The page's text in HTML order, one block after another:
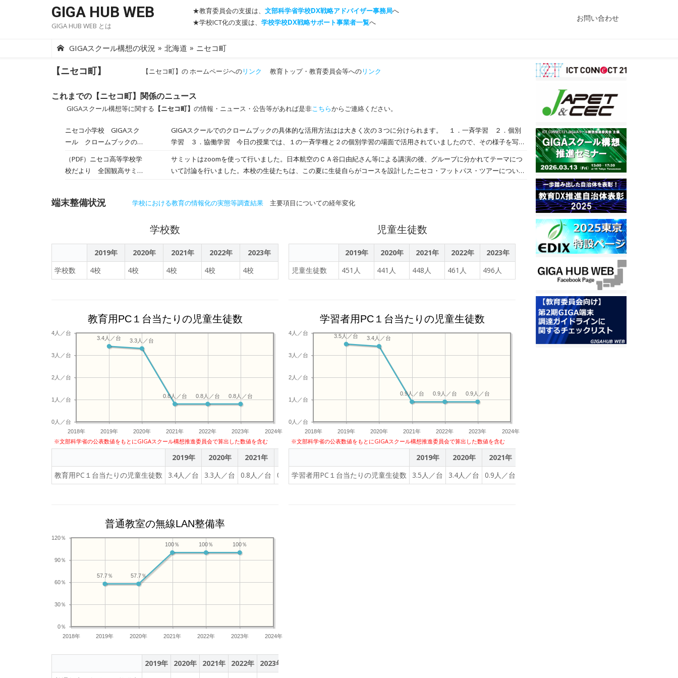
GIGA HUB WEB
GIGA HUB WEB とは
★教育委員会の支援は、 文部科学省学校DX戦略アドバイザー事務局へ
★学校ICT化の支援は、 学校学校DX戦略サポート事業者一覧へ お問い合わせ
GIGAスクール構想の状況 » 北海道 » ニセコ町
【ニセコ町】 【ニセコ町】の ホームページへのリンク 教育トップ・教育委員会等へのリンク
これまでの【ニセコ町】関係のニュース
GIGAスクール構想等に関する 【ニセコ町】 の情報・ニュース・公告等があれば是非こちらからご連絡ください。
ニセコ小学校 GIGAスク
ール クロームブックの具
GIGAスクールでのクロームブックの具体的な活用方法はは大きく次の３つに分けられます。 １．一斉学習 ２．個別
学習 ３．協働学習 今日の授業では、１の一斉学種と２の個別学習の場面で活用されていましたので、その様子を写真
（PDF）ニセコ高等学校学
校だより 全国観高サミッ
サミットはzoomを使って行いました。日本航空のＣＡ谷口由紀さん等による講演の後、グループに分かれてテーマにつ
いて討論を行いました。本校の生徒たちは、この夏に生徒自らがコースを設計したニセコ・フットパス・ツアーについて
端末整備状況 学校における教育の情報化の実態等調査結果 主要項目についての経年変化
学校数
2019年 2020年 2021年 2022年
2023年
学校数
4校 4校 4校 4校 4校
児童生徒数
2019年 2020年 2021年 2022年
2023年
児童生徒数
451人 441人 448人 461人 496人
教育用PC１台当たりの児童生徒数
2018年 2019年 2020年 2021年 2022年 2023年 2024年
0人／台
1人／台
2人／台
3人／台
4人／台
0.8人／台
0.8人／台
0.8人／台
3.3人／台
3.4人／台
※文部科学省の公表数値をもとにGIGAスクール構想推進委員会で算出した数値を含む
2019年 2020年 2021年
教育用PC１台当たりの児童生徒数
3.4人／台 3.3人／台 0.8人／台 0.8人／台 0.8人／台
学習者用PC１台当たりの児童生徒数
2018年 2019年 2020年 2021年 2022年 2023年 2024年
0人／台
1人／台
2人／台
3人／台
4人／台
0.9人／台
0.9人／台
0.9人／台
3.4人／台
3.5人／台
※文部科学省の公表数値をもとにGIGAスクール構想推進委員会で算出した数値を含む
2019年 2020年 2021年
学習者用PC１台当たりの児童生徒数
3.5人／台 3.4人／台 0.9人／台
普通教室の無線LAN整備率
2018年 2019年 2020年 2021年 2022年 2023年 2024年
0％
30％
60％
90％
120％
100％
100％
100％
57.7％
57.7％
2019年 2020年 2021年 2022年
2023年